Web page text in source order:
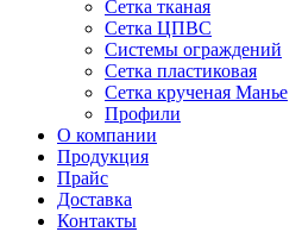
Сетка тканая
Сетка ЦПВС
Системы ограждений
Сетка пластиковая
Сетка крученая Манье
Профили
О компании
Продукция
Прайс
Доставка
Контакты